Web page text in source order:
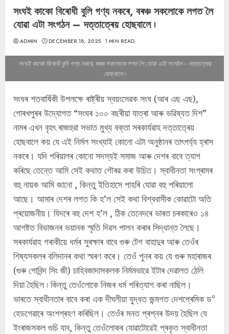
সংঘই কাকো বিৰোধী বুলি গণ্য নকৰে, বৰঞ্চ সকলোকে লগত লৈ
যোৱা এটা সংগঠন – দত্তাত্ৰেয় হোছবালে ৷
ADMIN DECEMBER 18, 2025 1 MIN READ
সংঘই কাকো বিৰোধী বুলি গণ্য নকৰে, বৰঞ্চ সকলোকে লগত লৈ যোৱা এটা সংগঠন – দত্তাত্ৰেয়
হোছবালে ৷
সংঘৰ শতবাৰ্ষিকী উপলক্ষে ৰাষ্ট্ৰীয় স্বয়ংসেৱক সংঘ (আৰ এছ এছ),
গোৰখপুৰৰ উদ্যোগত “সংঘৰ ১০০ বছৰীয়া যাত্ৰা আৰু ভৱিষ্যত দিশ”
নামৰ এখন বৃহৎ ৰাজহুৱা সভাত মুখ্য বক্তা সৰকাৰ্যৱাহ দত্তাত্ৰেয়
হোছবালে কয় যে এই নিৰ্মল সংখ্যাই কোনো এটা অনুষ্ঠানৰ তাৎপৰ্য্য হ্ৰাস
নকৰে। যদি পৰিয়ালৰ কোনো সদস্যই সমাজ আৰু দেশৰ বাবে ত্যাগ
কৰিছে তেন্তে আমি সেই কথাত গৌৰৱ কৰা উচিত। স্বাধীনতা সংগ্ৰামৰ
বহু নায়ক আমি জানো , কিন্তু ইতিহাসে পাহৰি যোৱা বহু পৰিয়ালো
আছে। আমাৰ দেশৰ লগত কি হ’ল সেই কথা বিশ্ববাসীক কোৱাটো অতি
প্ৰয়োজনীয়। যিদৰে বহু দেশ হ’ল , ঠিক তেনেদৰে ভাৰত চৰকাৰেও ১৪
আগষ্টত বিভাজনৰ ভয়ানক স্মৃতি দিৱস পালন কৰাৰ সিদ্ধান্ত লৈছে।
সৰকাৰ্যৱাহ গৰাকীয়ে ধৰ্মৰ সুৰক্ষাৰ বাবে গুৰু টেগ বাহাদুৰ আৰু তেওঁৰ
শিষ্যসকলৰ বলিদানৰ কথা স্মৰণ কৰে। তেওঁ পুনৰ কয় যে গুৰু মহাৰাজৰ
(গুৰু গোবিন্দ সিং জী) চাহিবজাদাসকলক নিৰ্মমভাৱে ইটাৰ দেৱালত ঠেলি
দিয়া হৈছিল ৷ কিন্তু তেওঁলোকে নিজৰ ধৰ্ম পৰিত্যাগ কৰা নাছিল।
ভাৰতে স্বাধীনতাৰ বাবে কৰা এক দীঘলীয়া যুদ্ধত জন্মগত দেশপ্ৰেমিক ড°
হেডগেৱাৰে অংশগ্ৰহণ কৰিছিল। তেওঁৰ মনত প্ৰশ্নৰ উদয় হৈছিল যে
ইংৰাজসকল গুচি যাব, কিন্তু তেওঁলোকৰ যোৱাটোৱেই প্ৰকৃত স্বাধীনতা